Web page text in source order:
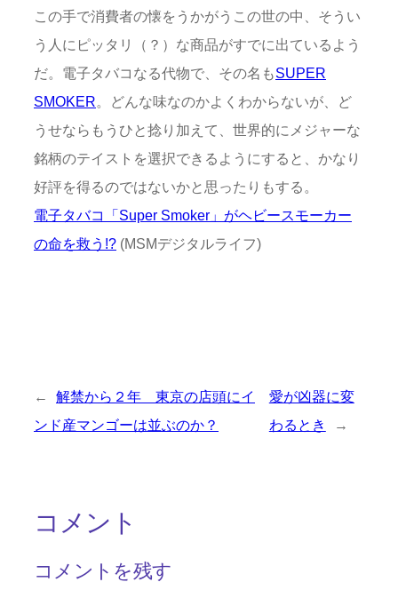
この手で消費者の懐をうかがうこの世の中、そうい
う人にピッタリ（？）な商品がすでに出ているよう
だ。電子タバコなる代物で、その名もSUPER
SMOKER。どんな味なのかよくわからないが、ど
うせならもうひと捻り加えて、世界的にメジャーな
銘柄のテイストを選択できるようにすると、かなり
好評を得るのではないかと思ったりもする。
電子タバコ「Super Smoker」がヘビースモーカー
の命を救う!? (MSMデジタルライフ)
←
解禁から２年 東京の店頭にイ
ンド産マンゴーは並ぶのか？
愛が凶器に変
わるとき
→
コメント
コメントを残す